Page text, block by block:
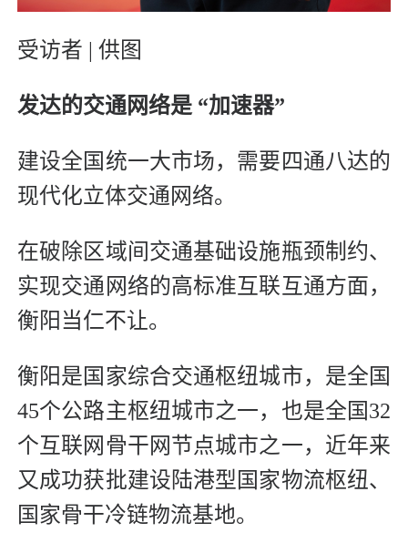
受访者 | 供图
发达的交通网络是 “加速器”
建设全国统一大市场，需要四通八达的
现代化立体交通网络。
在破除区域间交通基础设施瓶颈制约、
实现交通网络的高标准互联互通方面，
衡阳当仁不让。
衡阳是国家综合交通枢纽城市，是全国
45个公路主枢纽城市之一，也是全国32
个互联网骨干网节点城市之一，近年来
又成功获批建设陆港型国家物流枢纽、
国家骨干冷链物流基地。